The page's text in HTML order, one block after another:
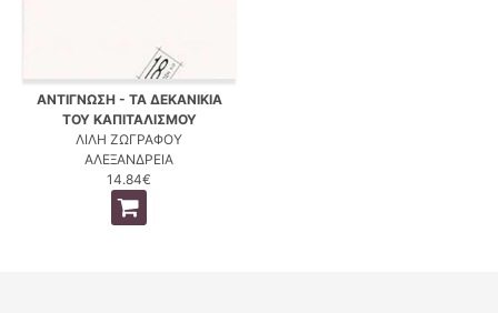
ΑΝΤΙΓΝΩΣΗ - ΤΑ ΔΕΚΑΝΙΚΙΑ
ΤΟΥ ΚΑΠΙΤΑΛΙΣΜΟΥ
ΛΙΛΗ ΖΩΓΡΑΦΟΥ
ΑΛΕΞΑΝΔΡΕΙΑ
14.84€